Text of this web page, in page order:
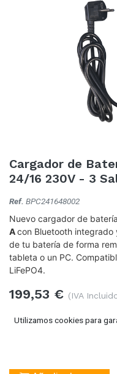
Cargador de
24/16 230V - 3
Ref. BPC241648002
Nuevo cargador de
Acon Bluetooth integrado
de tu batería de forma
tableta o un PC.
LiFePO4.
199,53 € (IVA
164,90€ (Sin IVA)
Utilizamos cookies para